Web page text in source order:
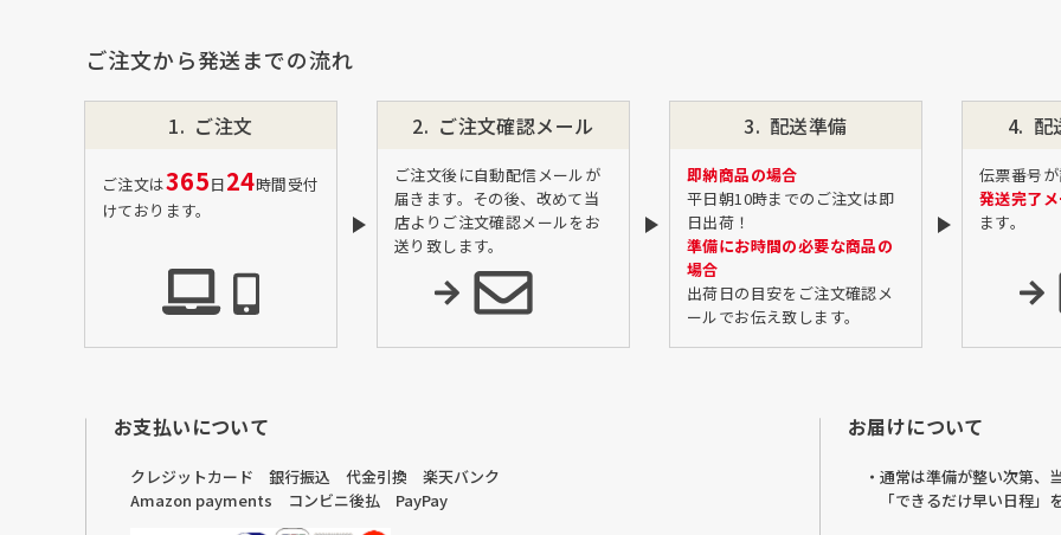
material WOOD
NAGAE＋
ギフトラッピングを希望され
る方へ
ご注文から発送までの流れ
ご注文
ご注文は365日24時間受付
けております。
ご注文確認メール
ご注文後に自動配信メールが
届きます。その後、改めて当
店よりご注文確認メールをお
送り致します。
配送準備
即納商品の場合
平日朝10時までのご注文は即
日出荷！
準備にお時間の必要な商品の
場合
出荷日の目安をご注文確認メ
ールでお伝え致します。
配
伝票番号
発送完了
ます。
お支払いについて
クレジットカード 銀行振込 代金引換 楽天バンク
Amazon payments コンビニ後払 PayPay
お届けについて
・通常は準備が整い次第、
「できるだけ早い日程